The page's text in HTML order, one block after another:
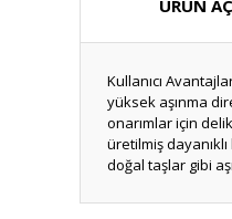
ÜRÜN
Kullanıcı
yüksek aşınma
onarımlar için
üretilmiş
doğal taşlar gibi